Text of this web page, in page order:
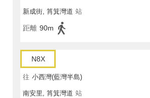
新成街, 筲箕灣道 站
距離 90m
N8X
往 小西灣(藍灣半島)
南安里, 筲箕灣道 站